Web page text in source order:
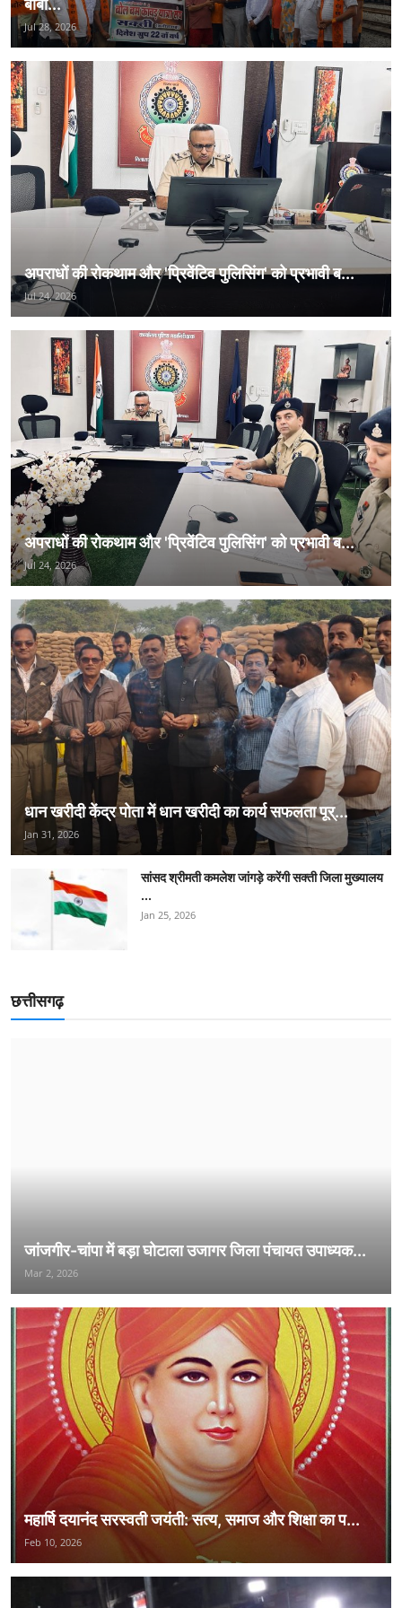
Jul 28, 2026
अपराधों की रोकथाम और 'प्रिवेंटिव पुलिसिंग' को प्रभावी ब...
Jul 24, 2026
अपराधों की रोकथाम और 'प्रिवेंटिव पुलिसिंग' को प्रभावी ब...
Jul 24, 2026
धान खरीदी केंद्र पोता में धान खरीदी का कार्य सफलता पूर्...
Jan 31, 2026
सांसद श्रीमती कमलेश जांगड़े करेंगी सक्ती जिला मुख्यालय
...
Jan 25, 2026
छत्तीसगढ़
जांजगीर-चांपा में बड़ा घोटाला उजागर जिला पंचायत उपाध्यक...
Mar 2, 2026
महार्षि दयानंद सरस्वती जयंती: सत्य, समाज और शिक्षा का प...
Feb 10, 2026